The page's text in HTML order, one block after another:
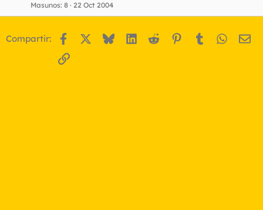
Masunos 8 22 Oct 2004
Compartir: Facebook BlueskyLinkedIn
Reddit Pinterest
Tumblr
Enlace